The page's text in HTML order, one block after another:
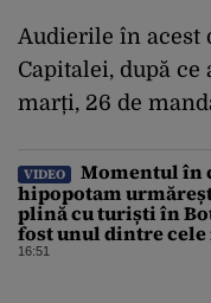
Audierile în acest
Capitalei, după ce
marți, 26 de
VIDEO
Momentul în
hipopotam
plină cu turiști în
fost unul dintre cele
înfricoșătoare
16:51